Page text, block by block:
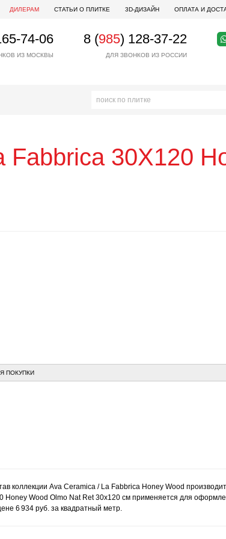
ДИЛЕРАМ СТАТЬИ О ПЛИТКЕ 3D-ДИЗАЙН ОПЛАТА И
74-06
ИЗ МОСКВЫ
8 (985) 128-37-22
ДЛЯ ЗВОНКОВ ИЗ РОССИИ
Fabbrica 30X120
ПОКУПКИ
коллекции Ava Ceramica / La Fabbrica Honey Wood
Wood Olmo Nat Ret 30x120 см применяется для
6 934 руб. за квадратный метр.